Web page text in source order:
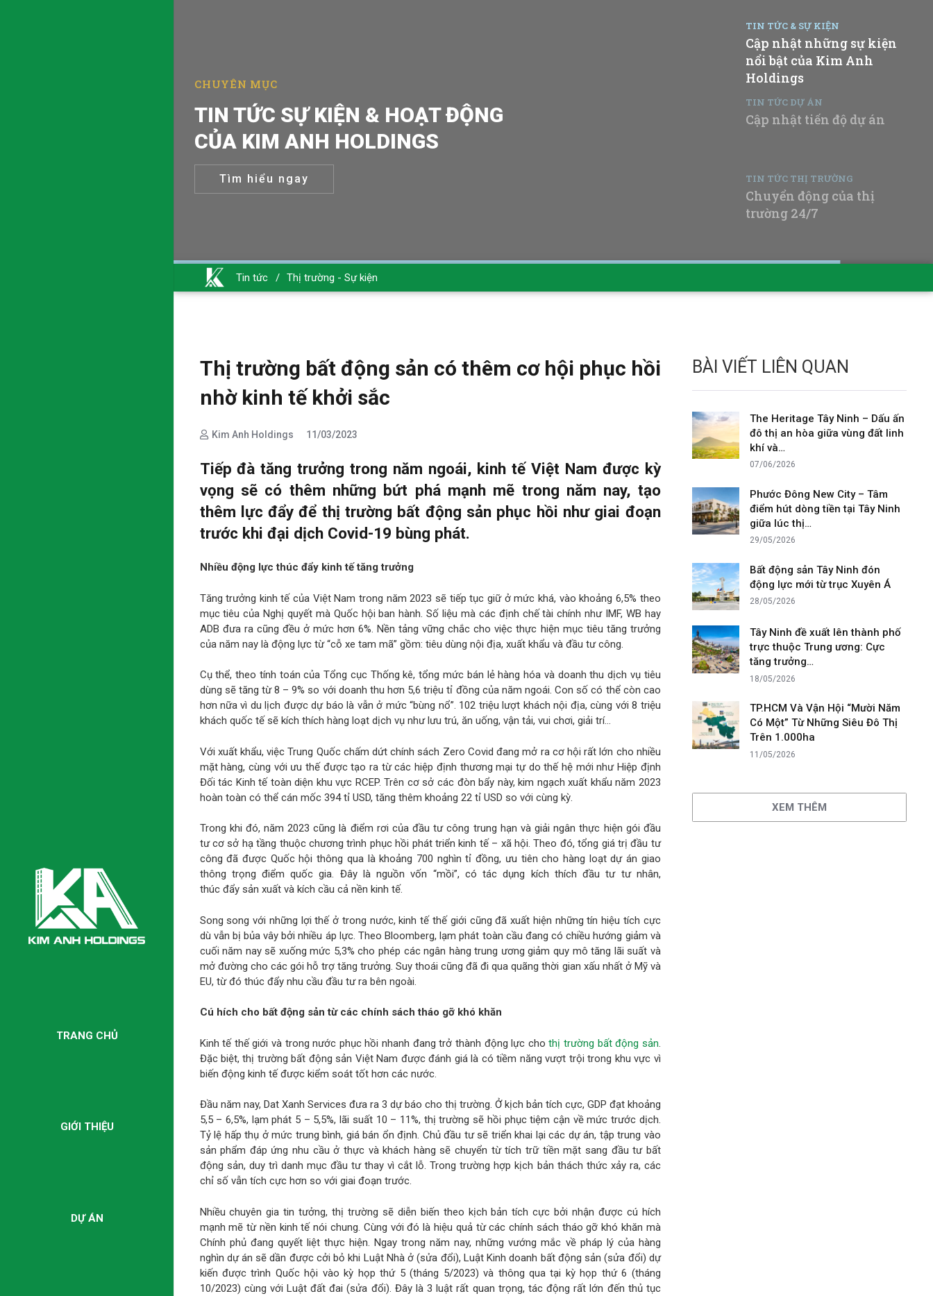
TRANG CHỦ
GIỚI THIỆU
DỰ ÁN
TIN TỨC & SỰ KIỆN
Cập nhật những sự kiện
nổi bật của Kim Anh
Holdings
TIN TỨC DỰ ÁN
Cập nhật tiến độ dự án
TIN TỨC THỊ TRƯỜNG
Chuyển động của thị
trường 24/7
TIN TỨC SỰ KIỆN & HOẠT ĐỘNG
CỦA KIM ANH HOLDINGS
CHUYÊN MỤC
Tìm hiểu ngay
Tin tức / Thị trường - Sự kiện
Thị trường bất động sản có thêm cơ hội phục hồi
nhờ kinh tế khởi sắc
Kim Anh Holdings 11/03/2023
Tiếp đà tăng trưởng trong năm ngoái, kinh tế Việt Nam được kỳ
vọng sẽ có thêm những bứt phá mạnh mẽ trong năm nay, tạo
thêm lực đẩy để thị trường bất động sản phục hồi như giai đoạn
trước khi đại dịch Covid-19 bùng phát.
Nhiều động lực thúc đẩy kinh tế tăng trưởng
Tăng trưởng kinh tế của Việt Nam trong năm 2023 sẽ tiếp tục giữ ở mức khá, vào khoảng 6,5% theo
mục tiêu của Nghị quyết mà Quốc hội ban hành. Số liệu mà các định chế tài chính như IMF, WB hay
ADB đưa ra cũng đều ở mức hơn 6%. Nền tảng vững chắc cho việc thực hiện mục tiêu tăng trưởng
của năm nay là động lực từ “cỗ xe tam mã” gồm: tiêu dùng nội địa, xuất khẩu và đầu tư công.
Cụ thể, theo tính toán của Tổng cục Thống kê, tổng mức bán lẻ hàng hóa và doanh thu dịch vụ tiêu
dùng sẽ tăng từ 8 – 9% so với doanh thu hơn 5,6 triệu tỉ đồng của năm ngoái. Con số có thể còn cao
hơn nữa vì du lịch được dự báo là vẫn ở mức “bùng nổ”. 102 triệu lượt khách nội địa, cùng với 8 triệu
khách quốc tế sẽ kích thích hàng loạt dịch vụ như lưu trú, ăn uống, vận tải, vui chơi, giải trí…
Với xuất khẩu, việc Trung Quốc chấm dứt chính sách Zero Covid đang mở ra cơ hội rất lớn cho nhiều
mặt hàng, cùng với ưu thế được tạo ra từ các hiệp định thương mại tự do thế hệ mới như Hiệp định
Đối tác Kinh tế toàn diện khu vực RCEP. Trên cơ sở các đòn bẩy này, kim ngạch xuất khẩu năm 2023
hoàn toàn có thể cán mốc 394 tỉ USD, tăng thêm khoảng 22 tỉ USD so với cùng kỳ.
Trong khi đó, năm 2023 cũng là điểm rơi của đầu tư công trung hạn và giải ngân thực hiện gói đầu
tư cơ sở hạ tầng thuộc chương trình phục hồi phát triển kinh tế – xã hội. Theo đó, tổng giá trị đầu tư
công đã được Quốc hội thông qua là khoảng 700 nghìn tỉ đồng, ưu tiên cho hàng loạt dự án giao
thông trọng điểm quốc gia. Đây là nguồn vốn “mồi”, có tác dụng kích thích đầu tư tư nhân,
thúc đẩy sản xuất và kích cầu cả nền kinh tế.
Song song với những lợi thế ở trong nước, kinh tế thế giới cũng đã xuất hiện những tín hiệu tích cực
dù vẫn bị bủa vây bởi nhiều áp lực. Theo Bloomberg, lạm phát toàn cầu đang có chiều hướng giảm và
cuối năm nay sẽ xuống mức 5,3% cho phép các ngân hàng trung ương giảm quy mô tăng lãi suất và
mở đường cho các gói hỗ trợ tăng trưởng. Suy thoái cũng đã đi qua quãng thời gian xấu nhất ở Mỹ và
EU, từ đó thúc đẩy nhu cầu đầu tư ra bên ngoài.
Cú hích cho bất động sảntừ các chính sách tháo gỡ khó khăn
Kinh tế thế giới và trong nước phục hồi nhanh đang trở thành động lực cho thị trường bất động sản.
Đặc biệt, thị trường bất động sản Việt Nam được đánh giá là có tiềm năng vượt trội trong khu vực vì
biến động kinh tế được kiểm soát tốt hơn các nước.
Đầu năm nay, Dat Xanh Services đưa ra 3 dự báo cho thị trường. Ở kịch bản tích cực, GDP đạt khoảng
5,5 – 6,5%, lạm phát 5 – 5,5%, lãi suất 10 – 11%, thị trường sẽ hồi phục tiệm cận về mức trước dịch.
Tỷ lệ hấp thụ ở mức trung bình, giá bán ổn định. Chủ đầu tư sẽ triển khai lại các dự án, tập trung vào
sản phẩm đáp ứng nhu cầu ở thực và khách hàng sẽ chuyển từ tích trữ tiền mặt sang đầu tư bất
động sản, duy trì danh mục đầu tư thay vì cắt lỗ. Trong trường hợp kịch bản thách thức xảy ra, các
chỉ số vẫn tích cực hơn so với giai đoạn trước.
Nhiều chuyên gia tin tưởng, thị trường sẽ diễn biến theo kịch bản tích cực bởi nhận được cú hích
mạnh mẽ từ nền kinh tế nói chung. Cùng với đó là hiệu quả từ các chính sách tháo gỡ khó khăn mà
Chính phủ đang quyết liệt thực hiện. Ngay trong năm nay, những vướng mắc về pháp lý của hàng
nghìn dự án sẽ dần được cởi bỏ khi Luật Nhà ở (sửa đổi), Luật Kinh doanh bất động sản (sửa đổi) dự
kiến được trình Quốc hội vào kỳ họp thứ 5 (tháng 5/2023) và thông qua tại kỳ họp thứ 6 (tháng
10/2023) cùng với Luật đất đai (sửa đổi). Đây là 3 luật rất quan trọng, tác động rất lớn đến thủ tục
BÀI VIẾT LIÊN QUAN
The Heritage Tây Ninh – Dấu ấn
đô thị an hòa giữa vùng đất linh
khí và…
07/06/2026
Phước Đông New City – Tâm
điểm hút dòng tiền tại Tây Ninh
giữa lúc thị…
29/05/2026
Bất động sản Tây Ninh đón
động lực mới từ trục Xuyên Á
28/05/2026
Tây Ninh đề xuất lên thành phố
trực thuộc Trung ương: Cực
tăng trưởng…
18/05/2026
TP.HCM Và Vận Hội “Mười Năm
Có Một” Từ Những Siêu Đô Thị
Trên 1.000ha
11/05/2026
XEM THÊM